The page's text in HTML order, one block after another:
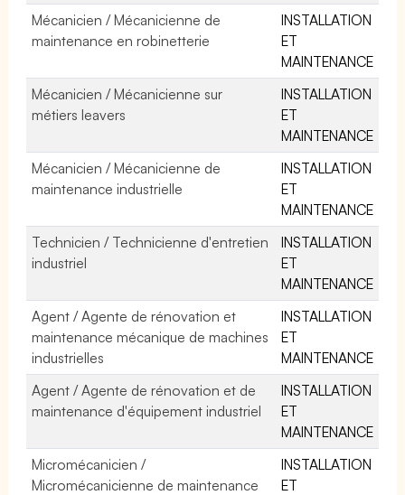
Mécanicien / Mécanicienne de
maintenance en robinetterie
INSTALLATION
ET
MAINTENANCE
Mécanicien / Mécanicienne sur
métiers leavers
INSTALLATION
ET
MAINTENANCE
Mécanicien / Mécanicienne de
maintenance industrielle
INSTALLATION
ET
MAINTENANCE
Technicien / Technicienne d'entretien
industriel
INSTALLATION
ET
MAINTENANCE
Agent / Agente de rénovation et
maintenance mécanique de machines
industrielles
INSTALLATION
ET
MAINTENANCE
Agent / Agente de rénovation et de
maintenance d'équipement industriel
INSTALLATION
ET
MAINTENANCE
Micromécanicien /
Micromécanicienne de maintenance
INSTALLATION
ET